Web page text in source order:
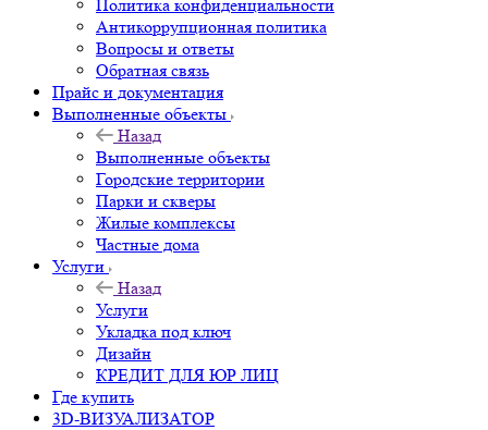
Политика конфиденциальности
Антикоррупционная политика
Вопросы и ответы
Обратная связь
Прайс и документация
Выполненные объекты
Назад
Выполненные объекты
Городские территории
Парки и скверы
Жилые комплексы
Частные дома
Услуги
Назад
Услуги
Укладка под ключ
Дизайн
КРЕДИТ ДЛЯ ЮР ЛИЦ
Где купить
3D-ВИЗУАЛИЗАТОР